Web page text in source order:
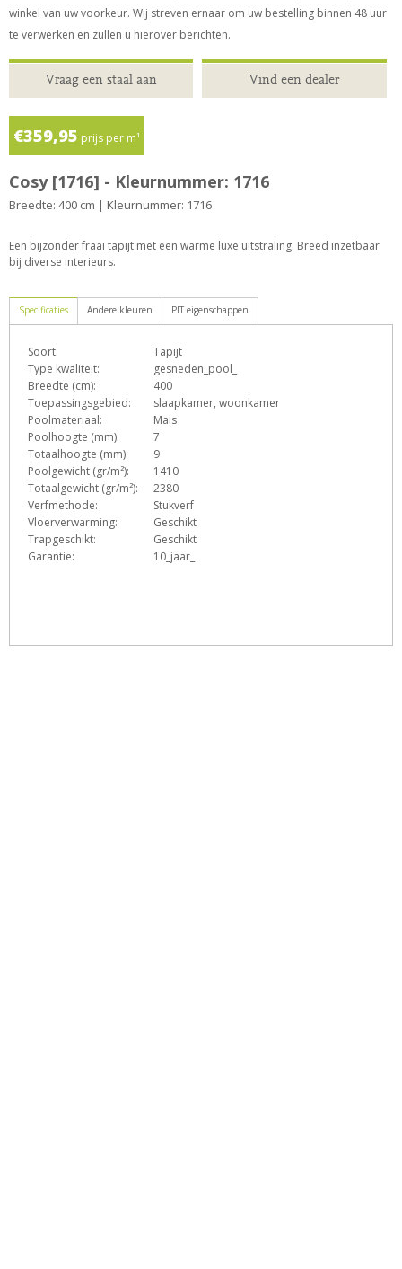
winkel van uw voorkeur. Wij streven ernaar om uw bestelling binnen 48 uur
te verwerken en zullen u hierover berichten.
Vraag een staal aan Vind een dealer
€359,95 prijs per m¹
Cosy [1716] - Kleurnummer: 1716
Breedte: 400 cm | Kleurnummer: 1716
Een bijzonder fraai tapijt met een warme luxe uitstraling. Breed inzetbaar
bij diverse interieurs.
Specificaties
Soort:
Tapijt
Type kwaliteit:
gesneden_pool_
Breedte (cm):
400
Toepassingsgebied:
slaapkamer, woonkamer
Poolmateriaal:
Mais
Poolhoogte (mm):
7
Totaalhoogte (mm):
9
Poolgewicht (gr/m²):
1410
Totaalgewicht (gr/m²):
2380
Verfmethode:
Stukverf
Vloerverwarming:
Geschikt
Trapgeschikt:
Geschikt
Garantie:
10_jaar_
Andere kleuren PIT eigenschappen
D Ee
TZ